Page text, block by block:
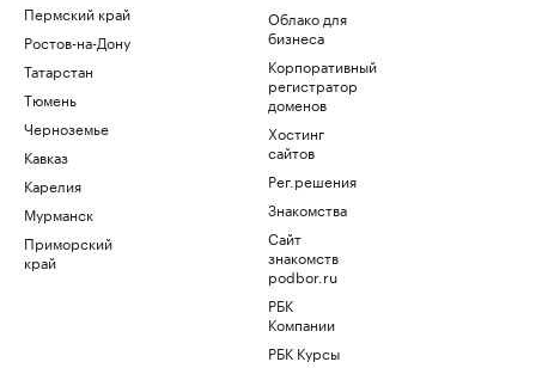
Пермский край
Ростов-на-Дону
Татарстан
Тюмень
Черноземье
Кавказ
Карелия
Мурманск
Приморский
край
Облако для
бизнеса
Корпоративный
регистратор
доменов
Хостинг
сайтов
Рег.решения
Знакомства
Сайт
знакомств
podbor.ru
РБК
Компании
РБК Курсы